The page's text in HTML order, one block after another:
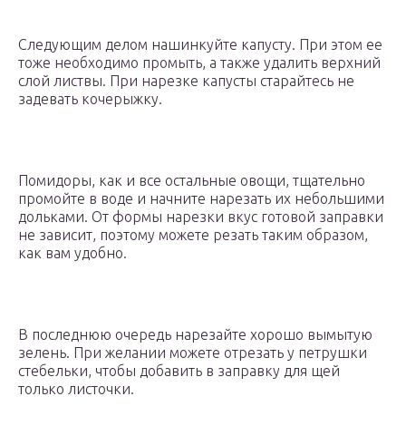
Следующим делом нашинкуйте капусту. При этом ее
тоже необходимо промыть, а также удалить верхний
слой листвы. При нарезке капусты старайтесь не
задевать кочерыжку.
Помидоры, как и все остальные овощи, тщательно
промойте в воде и начните нарезать их небольшими
дольками. От формы нарезки вкус готовой заправки
не зависит, поэтому можете резать таким образом,
как вам удобно.
В последнюю очередь нарезайте хорошо вымытую
зелень. При желании можете отрезать у петрушки
стебельки, чтобы добавить в заправку для щей
только листочки.